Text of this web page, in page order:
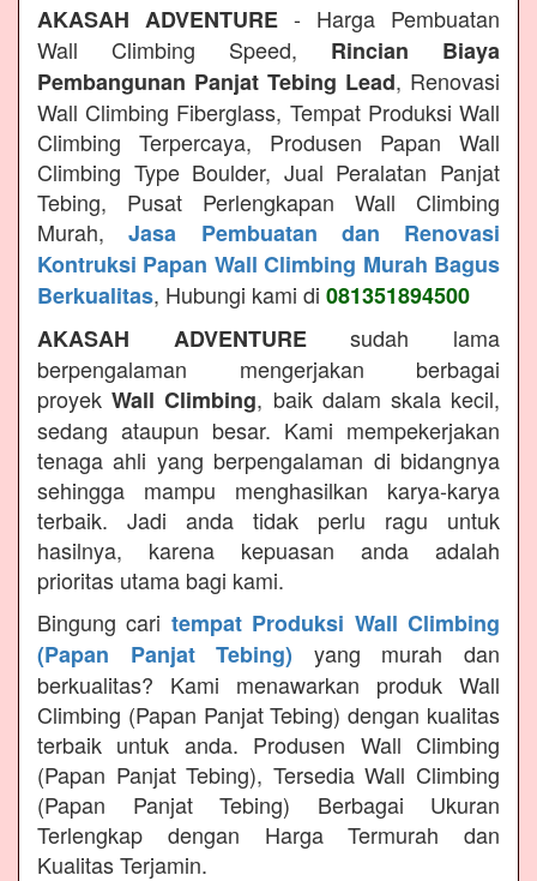
AKASAH ADVENTURE - Harga Pembuatan
Wall Climbing Speed, Rincian Biaya
Pembangunan Panjat Tebing Lead, Renovasi
Wall Climbing Fiberglass, Tempat Produksi Wall
Climbing Terpercaya, Produsen Papan Wall
Climbing Type Boulder, Jual Peralatan Panjat
Tebing, Pusat Perlengkapan Wall Climbing
Murah,Jasa Pembuatan dan Renovasi
Kontruksi Papan Wall Climbing Murah Bagus
Berkualitas, Hubungi kami di 081351894500
AKASAH ADVENTUREsudah lama
berpengalaman mengerjakan berbagai
proyekWall Climbing, baik dalam skala kecil,
sedang ataupun besar. Kami mempekerjakan
tenaga ahli yang berpengalaman di bidangnya
sehingga mampu menghasilkan karya-karya
terbaik. Jadi anda tidak perlu ragu untuk
hasilnya, karena kepuasan anda adalah
prioritas utama bagi kami.
Bingung cari tempat Produksi Wall Climbing
(Papan Panjat Tebing) yang murah dan
berkualitas? Kami menawarkan produk Wall
Climbing (Papan Panjat Tebing) dengan kualitas
terbaik untuk anda. Produsen Wall Climbing
(Papan Panjat Tebing), Tersedia Wall Climbing
(Papan Panjat Tebing) Berbagai Ukuran
Terlengkap dengan Harga Termurah dan
Kualitas Terjamin.